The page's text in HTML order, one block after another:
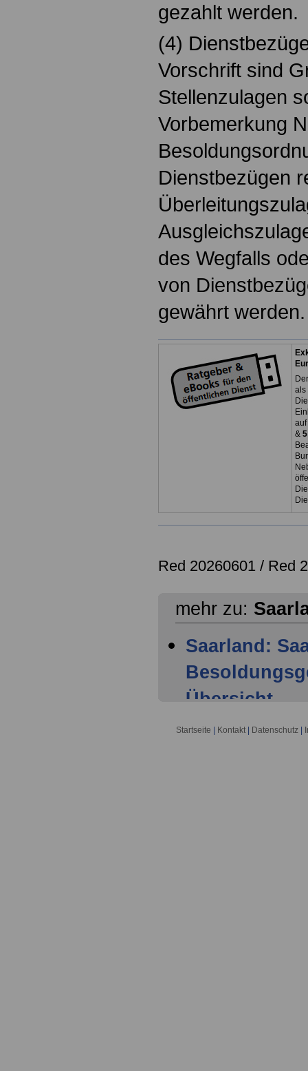
gezahlt werden.
(4)
Vorschrift sind
Stellenzulagen
Vorbemerkung
Dienstbezügen
des Wegfalls
von
gewährt werden.
als
&
Red 20260601 / Red
mehr zu:
Saarland:
Übersicht -
Saarland:
Startseite Kontakt Datenschutz